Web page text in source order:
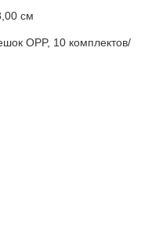
см
OPP, 10 комплектов/